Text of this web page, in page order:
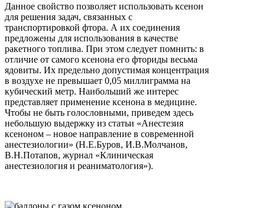
Данное свойство позволяет использовать ксенон
для решения задач, связанных с
транспортировкой фтора. А их соединения
предложены для использования в качестве
ракетного топлива. При этом следует помнить: в
отличие от самого ксенона его фториды весьма
ядовиты. Их предельно допустимая концентрация
в воздухе не превышает 0,05 миллиграмма на
кубический метр. Наибольший же интерес
представляет применение ксенона в медицине.
Чтобы не быть голословными, приведем здесь
небольшую выдержку из статьи «Анестезия
ксеноном – новое направление в современной
анестезиологии» (Н.Е.Буров, И.В.Молчанов,
В.Н.Потапов, журнал «Клиническая
анестезиология и реаниматология»).